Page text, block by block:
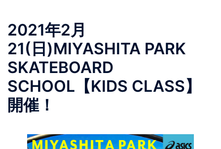
2021年2月
21(日)MIYASHITA PARK
SKATEBOARD
SCHOOL【KIDS CLASS】
開催！